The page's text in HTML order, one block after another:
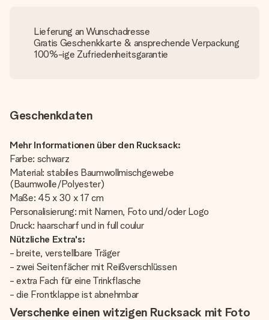
Lieferung an Wunschadresse
Gratis Geschenkkarte & ansprechende Verpackung
100%-ige Zufriedenheitsgarantie
Geschenkdaten
Mehr Informationen über den Rucksack:
Farbe: schwarz
Material: stabiles Baumwollmischgewebe
(Baumwolle/Polyester)
Maße: 45 x 30 x 17 cm
Personalisierung: mit Namen, Foto und/oder Logo
Druck: haarscharf und in full coulur
Nützliche Extra's:
- breite, verstellbare Träger
- zwei Seitenfächer mit Reißverschlüssen
- extra Fach für eine Trinkflasche
- die Frontklappe ist abnehmbar
Verschenke einen witzigen Rucksack mit Foto